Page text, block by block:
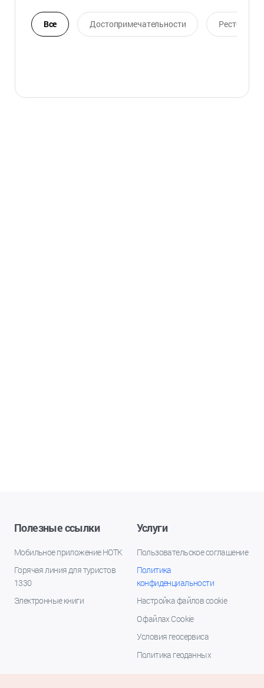
Все Достопримечательности Ресторан
Полезные ссылки
Мобильное приложение НОТК
Горячая линия для туристов
1330
Электронные книги
Услуги
Пользовательское соглашение
Политика
конфиденциальности
Настройка файлов cookie
О файлах Cookie
Условия геосервиса
Политика геоданных